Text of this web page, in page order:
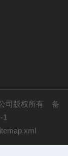
司版权所有 备
1